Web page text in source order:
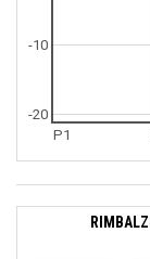
P1
-20
-10
RIMBALZI